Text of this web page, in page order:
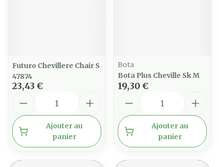
Futuro Chevillere Chair S
47874
23,43 €
Ajouter au
panier
Bota
Bota Plus Cheville Sk M
19,30 €
Ajouter au
panier